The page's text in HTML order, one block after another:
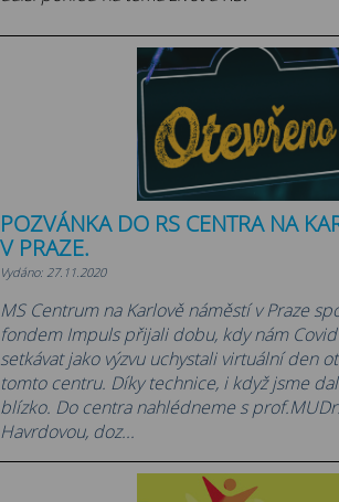
POZVÁNKA DO RS CENTRA NA
V PRAZE.
Vydáno: 27.11.2020
MS Centrum na Karlově náměstí v Praze
fondem Impuls přijali dobu, kdy nám
setkávat jako výzvu uchystali virtuální den
tomto centru. Díky technice, i když jsme
blízko. Do centra nahlédneme s
Havrdovou, doz...